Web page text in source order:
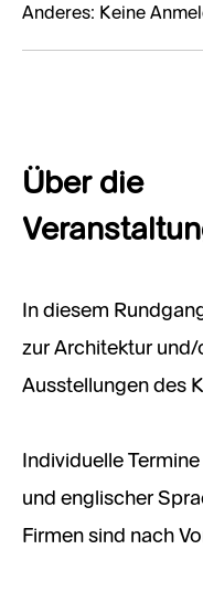
Anderes: Keine
Über die
In diesem
zur Architektur
Ausstellungen des
Individuelle
und englischer
Firmen sind nach